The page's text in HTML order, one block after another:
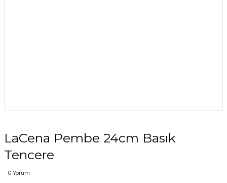
LaCena Pembe 24cm Basık
Tencere
0 Yorum